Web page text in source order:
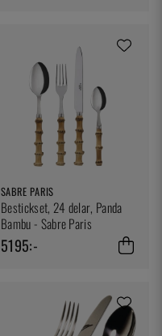
SABRE PARIS
Bestickset, 24 delar, Panda
Bambu - Sabre Paris
5195:-